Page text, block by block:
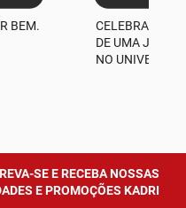
BEM.
CELEBRAMOS
DE UMA
NO UNIVERSO
SE E RECEBA NOSSAS
E PROMOÇÕES KADRI